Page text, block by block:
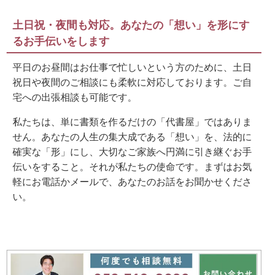
土日祝・夜間も対応。あなたの「想い」を形にす
るお手伝いをします
平日のお昼間はお仕事で忙しいという方のために、土日
祝日や夜間のご相談にも柔軟に対応しております。ご自
宅への出張相談も可能です。
私たちは、単に書類を作るだけの「代書屋」ではありま
せん。あなたの人生の集大成である「想い」を、法的に
確実な「形」にし、大切なご家族へ円満に引き継ぐお手
伝いをすること。それが私たちの使命です。まずはお気
軽にお電話かメールで、あなたのお話をお聞かせくださ
い。